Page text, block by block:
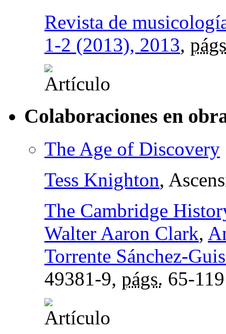
Revista de
1-2 (2013), 2013,
Colaboraciones en
The Age of Discovery
Tess Knighton,
The Cambridge
Walter Aaron Clark,
Torrente Sánchez-
49381-9, págs. 65-119